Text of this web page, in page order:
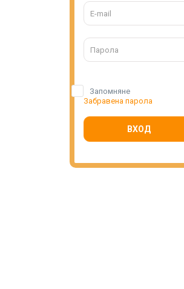
Запомняне
Забравена парола
ВХОД